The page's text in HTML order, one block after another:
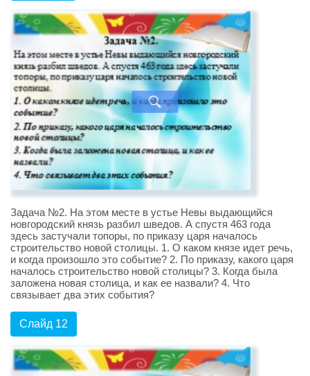
Задача №2. На этом месте в устье Невы выдающийся
новгородский князь разбил шведов. А спустя 463 года
здесь застучали топоры, по приказу царя началось
строительство новой столицы. 1. О каком князе идет речь,
и когда произошло это событие? 2. По приказу, какого царя
началось строительство новой столицы? 3. Когда была
заложена новая столица, и как ее назвали? 4. Что
связывает два этих события?
Слайд 12